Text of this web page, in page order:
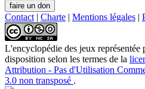
Contact | Charte | Mentions légales |
L'encyclopédie des jeux représentée
disposition selon les termes de la
Attribution - Pas d'Utilisation
3.0 non transposé .